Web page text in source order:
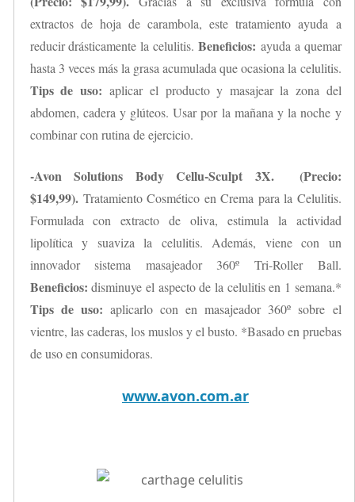
extractos de hoja de carambola, este tratamiento ayuda a
reducir drásticamente la celulitis. Beneficios: ayuda a quemar
hasta 3 veces más la grasa acumulada que ocasiona la celulitis.
Tips de uso: aplicar el producto y masajear la zona del
abdomen, cadera y glúteos. Usar por la mañana y la noche y
combinar con rutina de ejercicio.
-Avon Solutions Body Cellu-Sculpt 3X. (Precio:
$149,99). Tratamiento Cosmético en Crema para la Celulitis.
Formulada con extracto de oliva, estimula la actividad
lipolítica y suaviza la celulitis. Además, viene con un
innovador sistema masajeador 360º Tri-Roller Ball.
Beneficios: disminuye el aspecto de la celulitis en 1 semana.*
Tips de uso: aplicarlo con en masajeador 360º sobre el
vientre, las caderas, los muslos y el busto. *Basado en pruebas
de uso en consumidoras.
www.avon.com.ar